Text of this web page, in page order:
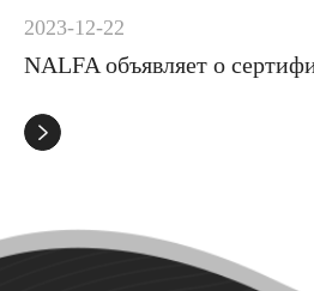
2023-12-22
NALFA объявляет о
